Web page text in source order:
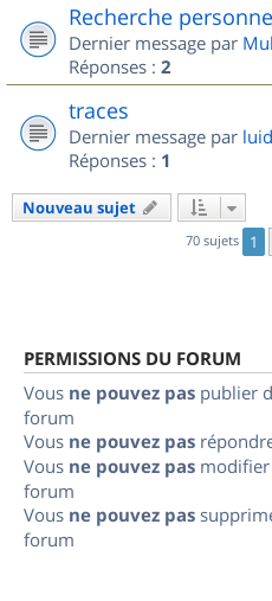
Recherche
Dernier message par
Réponses : 2
traces
Dernier message par
Réponses : 1
Nouveau sujet
70 sujets 1
PERMISSIONS DU FORUM
Vous ne pouvez pas publier
forum
Vous ne pouvez pas
Vous ne pouvez pas modifier
forum
Vous ne pouvez pas
forum